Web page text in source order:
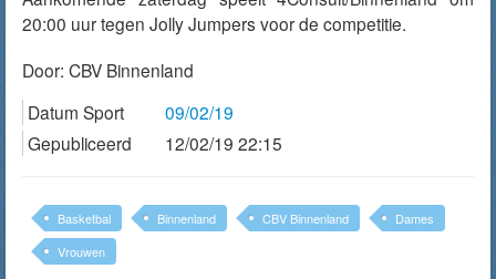
20:00 uur tegen Jolly Jumpers voor de competitie.
Door: CBV Binnenland
Datum Sport
09/02/19
Gepubliceerd
12/02/19 22:15
Basketbal Binnenland CBV Binnenland
Dames
Vrouwen